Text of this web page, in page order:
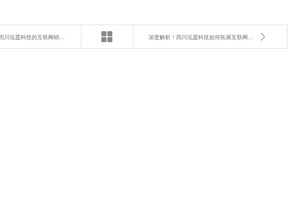
不止技术咨询：四川泓霆科技的互联网销售与数字文创新玩法 深度解析！四川泓霆科技如何拓展互联网销售业务？